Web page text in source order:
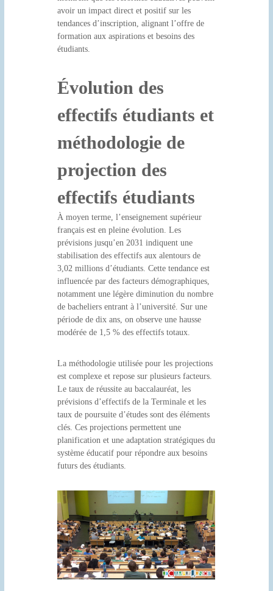
avoir un impact direct et positif sur les
tendances d’inscription, alignant l’offre de
formation aux aspirations et besoins des
étudiants.
Évolution des
effectifs étudiants et
méthodologie de
projection des
effectifs étudiants
À moyen terme, l’enseignement supérieur
français est en pleine évolution. Les
prévisions jusqu’en 2031 indiquent une
stabilisation des effectifs aux alentours de
3,02 millions d’étudiants. Cette tendance est
influencée par des facteurs démographiques,
notamment une légère diminution du nombre
de bacheliers entrant à l’université. Sur une
période de dix ans, on observe une hausse
modérée de 1,5 % des effectifs totaux.
La méthodologie utilisée pour les projections
est complexe et repose sur plusieurs facteurs.
Le taux de réussite au baccalauréat, les
prévisions d’effectifs de la Terminale et les
taux de poursuite d’études sont des éléments
clés. Ces projections permettent une
planification et une adaptation stratégiques du
système éducatif pour répondre aux besoins
futurs des étudiants.